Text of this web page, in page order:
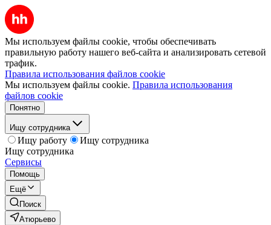
Мы используем файлы cookie, чтобы обеспечивать
правильную работу нашего веб-сайта и анализировать сетевой
трафик.
Правила использования файлов cookie
Мы используем файлы cookie. Правила использования
файлов cookie
Понятно
Ищу сотрудника
Ищу работу
Ищу сотрудника
Ищу сотрудника
Сервисы
Помощь
Ещё
Поиск
Атюрьево